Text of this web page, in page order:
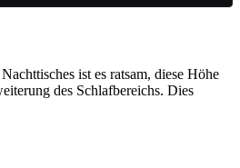
ist es ratsam, diese Höhe
des Schlafbereichs. Dies